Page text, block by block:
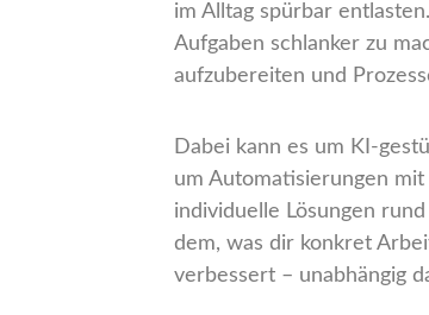
im Alltag spürbar
Aufgaben schlanker zu
aufzubereiten und
Dabei kann es um KI-
um Automatisierungen
individuelle Lösungen
dem, was dir konkret
verbessert – unabhängig